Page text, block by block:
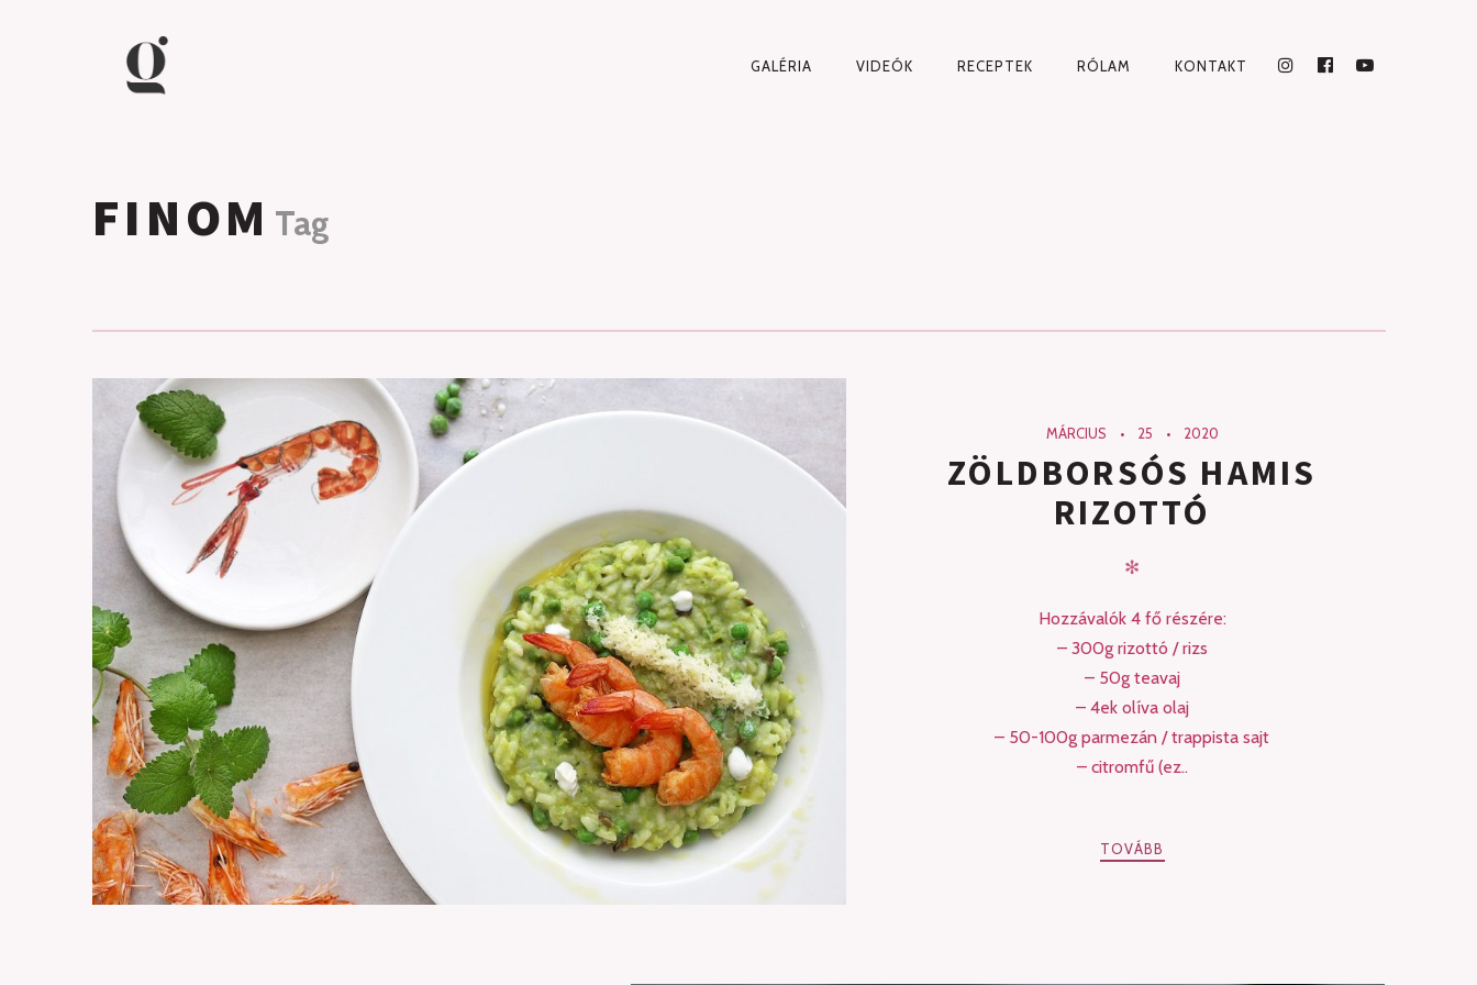
PRIMARY
GALÉRIA VIDEÓK RECEPTEK RÓLAM KONTAKT
INSTAGRAM
FACEBOOK
FINOM Tag
MÁRCIUS 25 2020
ZÖLDBORSÓS HAMIS
RIZOTTÓ
✻
Hozzávalók 4 fő részére:
– 300g rizottó / rizs
– 50g teavaj
– 4ek olíva olaj
– 50-100g parmezán / trappista sajt
– citromfű (ez..
TOVÁBB